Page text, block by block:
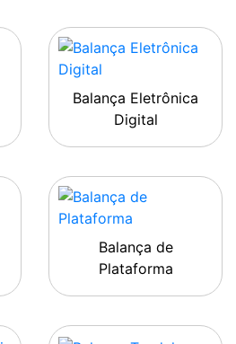
Balança Eletrônica
Digital
Balança de
Plataforma